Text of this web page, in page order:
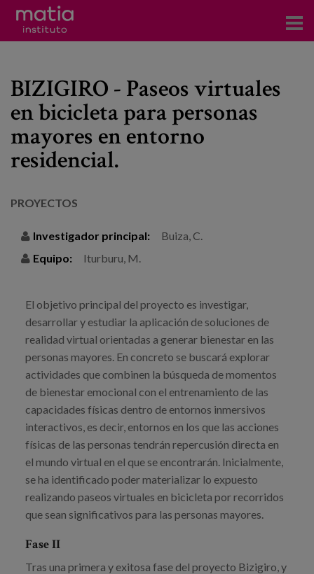
Investigación
Publicaciones
Participación en foros
Eventos
Blog
Prensa
Trabaja con nosotros
Canal de denuncias
BIZIGIRO - Paseos virtuales
en bicicleta para personas
mayores en entorno
residencial.
PROYECTOS
Investigador principal:
Buiza, C.
Equipo:
Iturburu, M.
El objetivo principal del proyecto es investigar,
desarrollar y estudiar la aplicación de soluciones de
realidad virtual orientadas a generar bienestar en las
personas mayores. En concreto se buscará explorar
actividades que combinen la búsqueda de momentos
de bienestar emocional con el entrenamiento de las
capacidades físicas dentro de entornos inmersivos
interactivos, es decir, entornos en los que las acciones
físicas de las personas tendrán repercusión directa en
el mundo virtual en el que se encontrarán. Inicialmente,
se ha identificado poder materializar lo expuesto
realizando paseos virtuales en bicicleta por recorridos
que sean significativos para las personas mayores.
Fase II
Tras una primera y exitosa fase del proyecto Bizigiro, y